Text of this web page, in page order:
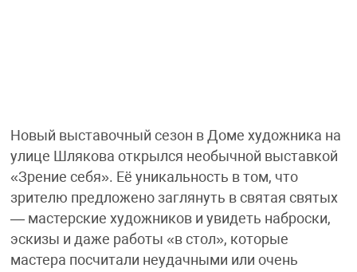
Новый выставочный сезон в Доме художника на
улице Шлякова открылся необычной выставкой
«Зрение себя». Её уникальность в том, что
зрителю предложено заглянуть в святая святых
— мастерские художников и увидеть наброски,
эскизы и даже работы «в стол», которые
мастера посчитали неудачными или очень